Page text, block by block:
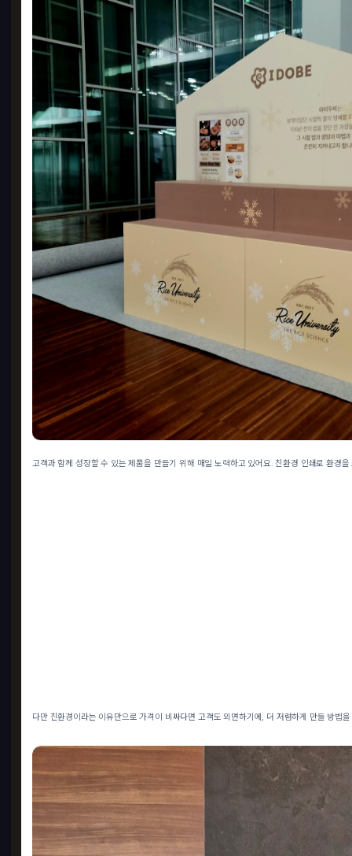
고객과 함께 성장할 수 있는 제품을 만들기 위해 매일 노력하고 있어요. 친환경 인쇄로 환경
다만 친환경이라는 이유만으로 가격이 비싸다면 고객도 외면하기에, 더 저렴하게 만들 방법